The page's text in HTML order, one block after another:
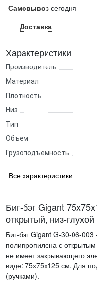
Самовывоз сегодня
Доставка
Характеристики
Производитель
Материал
Плотность
Низ
Тип
Объем
Грузоподъемность
Все характеристики
Биг-бэг Gigant
открытый, низ-
Биг-бэг Gigant G-30-06-
полипропилена с
не имеет закрывающего
виде: 75х75х125 см. Для
(ручками).